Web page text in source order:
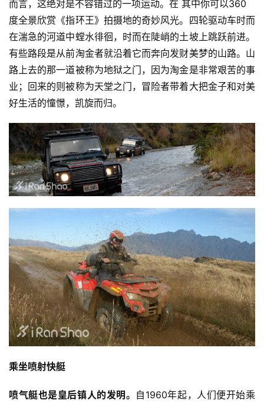
而言，这绝对是不容错过的一项运动。在 其中你可以360
度全景欣赏《指环王》拍摄地的奇妙风光。四轮驱动车时而
在湍急的河道中螳水徘徊，时而在陡峭的土坡上跳跃前进。
有些路段是从前淘金者就沿着它而奔向发财美梦的山路。山
路上去的那一道被称为地狱之门，因为淘金是非常艰苦的事
业；回来的则被称为天堂之门，冒险者带着大把金子和对美
好生活的憧憬，凯旋而归。
乘坐喷射快艇
喷气艇也是皇后镇人的发明。 自1960年起，人们便开始乘